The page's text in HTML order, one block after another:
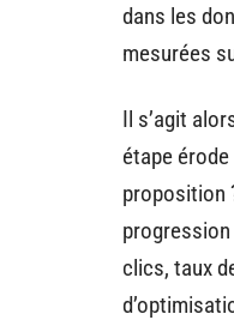
dans les
mesurées
Il s’agit
étape
proposition
clics, taux